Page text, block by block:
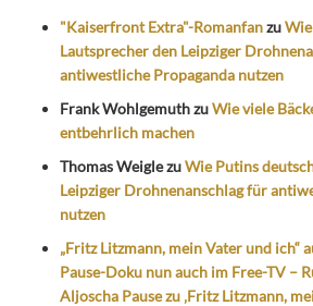
"Kaiserfront Extra"-Romanfanzu
Lautsprecher den Leipziger
antiwestliche Propaganda nutzen
Frank WohlgemuthzuWie viele
entbehrlich machen
Thomas WeiglezuWie Putins
Leipziger Drohnenanschlag für
nutzen
„Fritz Litzmann, mein Vater und ich“
Pause-Doku nun auch im Free-TV –
Aljoscha Pause zu ‚Fritz Litzmann,